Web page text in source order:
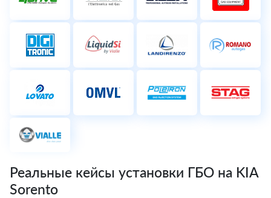
Реальные кейсы установки ГБО на KIA
Sorento